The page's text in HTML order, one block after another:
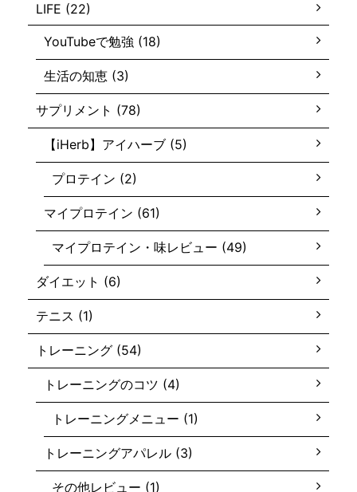
LIFE (22)
YouTubeで勉強 (18)
生活の知恵 (3)
サプリメント (78)
【iHerb】アイハーブ (5)
プロテイン (2)
マイプロテイン (61)
マイプロテイン・味レビュー (49)
ダイエット (6)
テニス (1)
トレーニング (54)
トレーニングのコツ (4)
トレーニングメニュー (1)
トレーニングアパレル (3)
その他レビュー (1)